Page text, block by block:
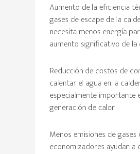
Aumento de la eficiencia
gases de escape de la
necesita menos energía
aumento significativo de
Reducción de costos de
calentar el agua en la
especialmente importante
generación de calor.
Menos emisiones de
economizadores ayudan